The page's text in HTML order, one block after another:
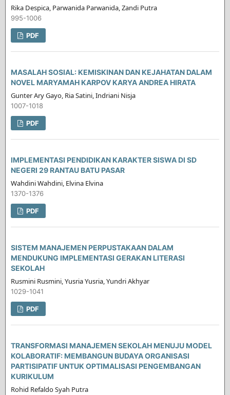
Rika Despica, Parwanida Parwanida, Zandi Putra
995-1006
PDF
MASALAH SOSIAL: KEMISKINAN DAN KEJAHATAN DALAM
NOVEL MARYAMAH KARPOV KARYA ANDREA HIRATA
Gunter Ary Gayo, Ria Satini, Indriani Nisja
1007-1018
PDF
IMPLEMENTASI PENDIDIKAN KARAKTER SISWA DI SD
NEGERI 29 RANTAU BATU PASAR
Wahdini Wahdini, Elvina Elvina
1370-1376
PDF
SISTEM MANAJEMEN PERPUSTAKAAN DALAM
MENDUKUNG IMPLEMENTASI GERAKAN LITERASI
SEKOLAH
Rusmini Rusmini, Yusria Yusria, Yundri Akhyar
1029-1041
PDF
TRANSFORMASI MANAJEMEN SEKOLAH MENUJU MODEL
KOLABORATIF: MEMBANGUN BUDAYA ORGANISASI
PARTISIPATIF UNTUK OPTIMALISASI PENGEMBANGAN
KURIKULUM
Rohid Refaldo Syah Putra